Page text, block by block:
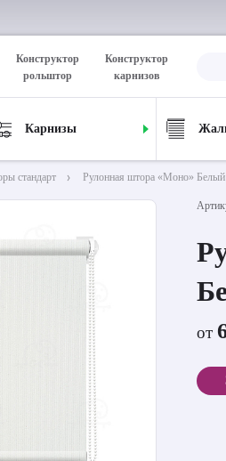
Конструктор
рольштор
Конструктор
карнизов
Карнизы
стандарт Рулонная штора «Моно» Белый
от